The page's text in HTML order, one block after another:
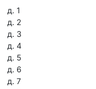
д. 1
д. 2
д. 3
д. 4
д. 5
д. 6
д. 7